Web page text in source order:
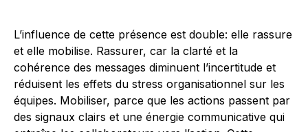
L’influence de cette présence est double: elle rassure
et elle mobilise. Rassurer, car la clarté et la
cohérence des messages diminuent l’incertitude et
réduisent les effets du stress organisationnel sur les
équipes. Mobiliser, parce que les actions passent par
des signaux clairs et une énergie communicative qui